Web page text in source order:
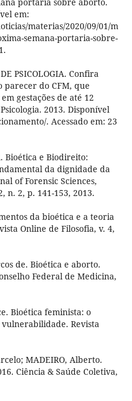
em:
materias/2020/09/01/m
semana-portaria-sobre-
PSICOLOGIA. Confira
parecer do CFM, que
gestações de até 12
2013. Disponível
. Acessado em: 23
Bioética e Biodireito:
da dignidade da
of Forensic Sciences,
n. 2, p. 141-153, 2013.
da bioética e a teoria
Online de Filosofia, v. 4,
de. Bioética e aborto.
Federal de Medicina,
Bioética feminista: o
Revista
MADEIRO, Alberto.
Ciência & Saúde Coletiva,